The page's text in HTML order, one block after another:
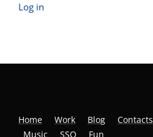
Log in
Home Work Blog Contacts
Music
SSO Fun